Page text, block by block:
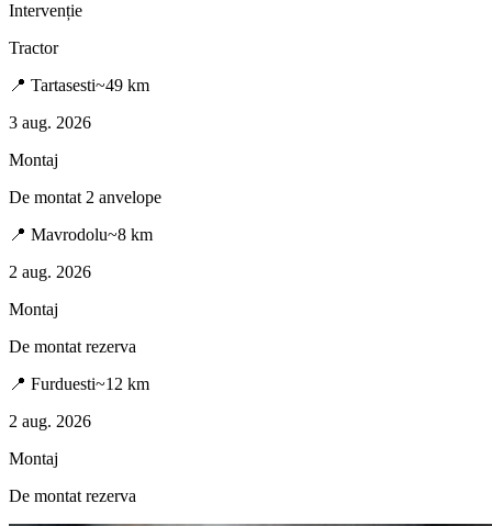
Intervenție
Tractor
📍 Tartasesti~49 km
3 aug. 2026
Montaj
De montat 2 anvelope
📍 Mavrodolu~8 km
2 aug. 2026
Montaj
De montat rezerva
📍 Furduesti~12 km
2 aug. 2026
Montaj
De montat rezerva